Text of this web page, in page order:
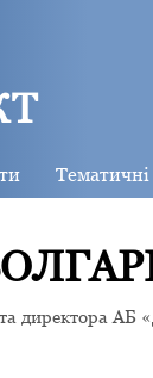
директора АБ